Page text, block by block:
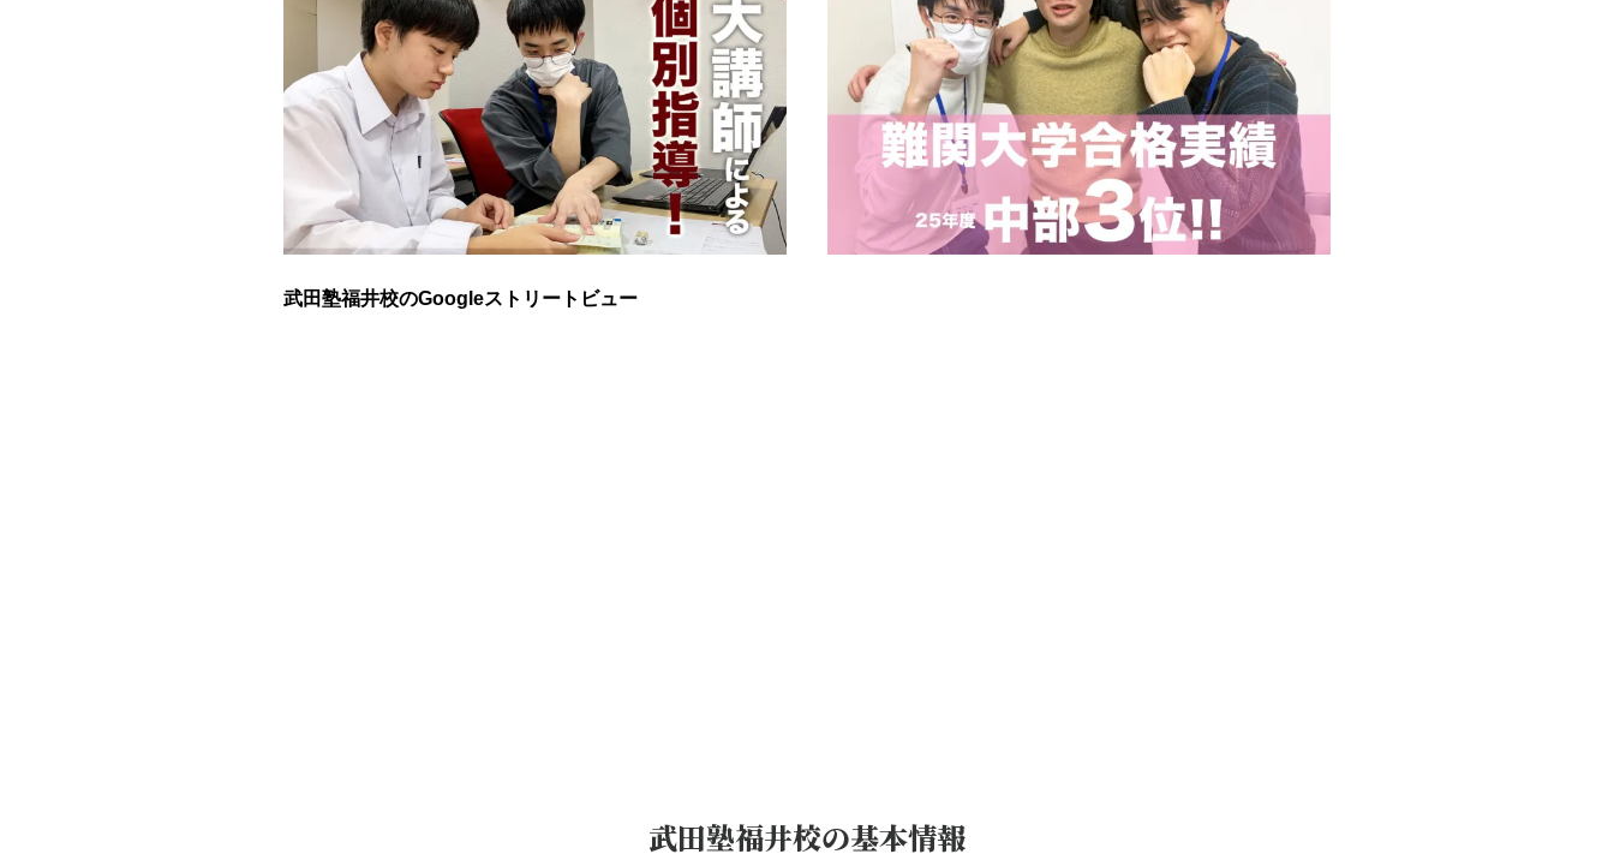
武田塾福井校のGoogleストリートビュー
武田塾福井校の基本情報